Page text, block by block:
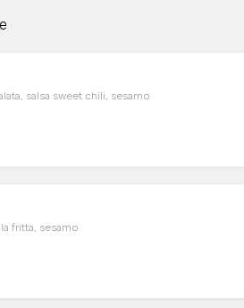
salsa sweet chili, sesamo
fritta, sesamo